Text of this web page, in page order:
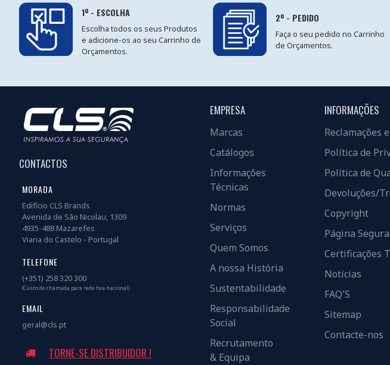
1º - ESCOLHA
Escolha todos os seus Produtos
e adicione-os ao seu Carrinho de
Orçamentos.
2º - PEDIDO
Faça o seu pedido no Carrinho
de Orçamentos.
CONTACTOS
MORADA
Edifício CLS Brands
Avenida de São Nicolau, 1309
4935-488 Mazarefes
Viana do Castelo - Portugal
TELEFONE
(+351) 258 320 300
(Custo de chamada para rede fixa nacional)
EMAIL
geral@cls.pt
TORNE-SE DISTRIBUIDOR !
EMPRESA
Marcas
Catálogos
Informações
Técnicas
Normas
Serviços
Quem Somos
A nossa História
Sustentabilidade
Responsabilidade
Social
Recrutamento
& Equipa
INFORMAÇÕES
Reclamações
Política de
Política de
Devoluções/
Copyright
Página Segura
Certificações
Notícias
FAQ'S
Sitemap
Contacte-nos